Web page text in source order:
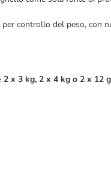
controllo del peso, con
x 3 kg, 2 x 4 kg o 2 x 12